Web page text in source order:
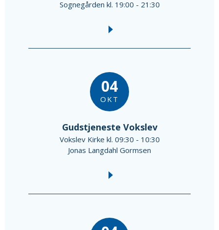
Sognegården kl. 19:00 - 21:30
04
OKT
Gudstjeneste Vokslev
Vokslev Kirke kl. 09:30 - 10:30
Jonas Langdahl Gormsen